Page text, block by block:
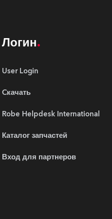
Логин
User Login
Cкачать
Robe Helpdesk International
Каталог запчастей
Вход для партнеров